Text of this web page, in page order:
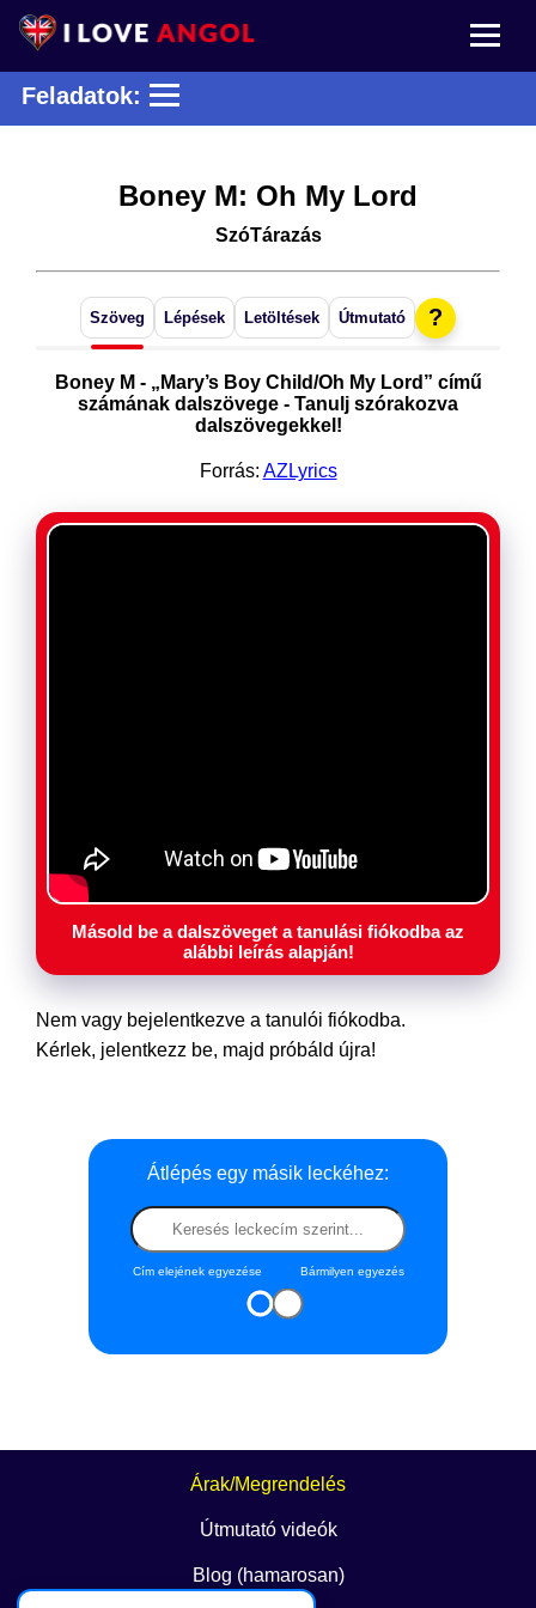
Feladatok:
Boney M: Oh My Lord
SzóTárazás
Szöveg Lépések Letöltések Útmutató ?
Boney M - „Mary’s Boy Child/Oh My Lord” című
számának dalszövege - Tanulj szórakozva
dalszövegekkel!
Forrás: AZLyrics
Másold be a dalszöveget a tanulási fiókodba az
alábbi leírás alapján!
Nem vagy bejelentkezve a tanulói fiókodba.
Kérlek, jelentkezz be, majd próbáld újra!
Átlépés egy másik leckéhez:
Cím elejének egyezése Bármilyen egyezés
Árak/Megrendelés
Útmutató videók
Blog (hamarosan)